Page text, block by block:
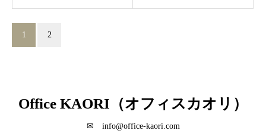
1 2
Office KAORI（オフィスカオリ）
✉ info@office-kaori.com